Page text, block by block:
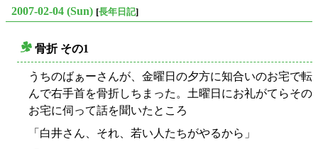
2007-02-04 (Sun) [長年日記]
骨折 その1
うちのばぁーさんが、金曜日の夕方に知合いのお宅で転
んで右手首を骨折しちまった。土曜日にお礼がてらその
お宅に伺って話を聞いたところ
「白井さん、それ、若い人たちがやるから」